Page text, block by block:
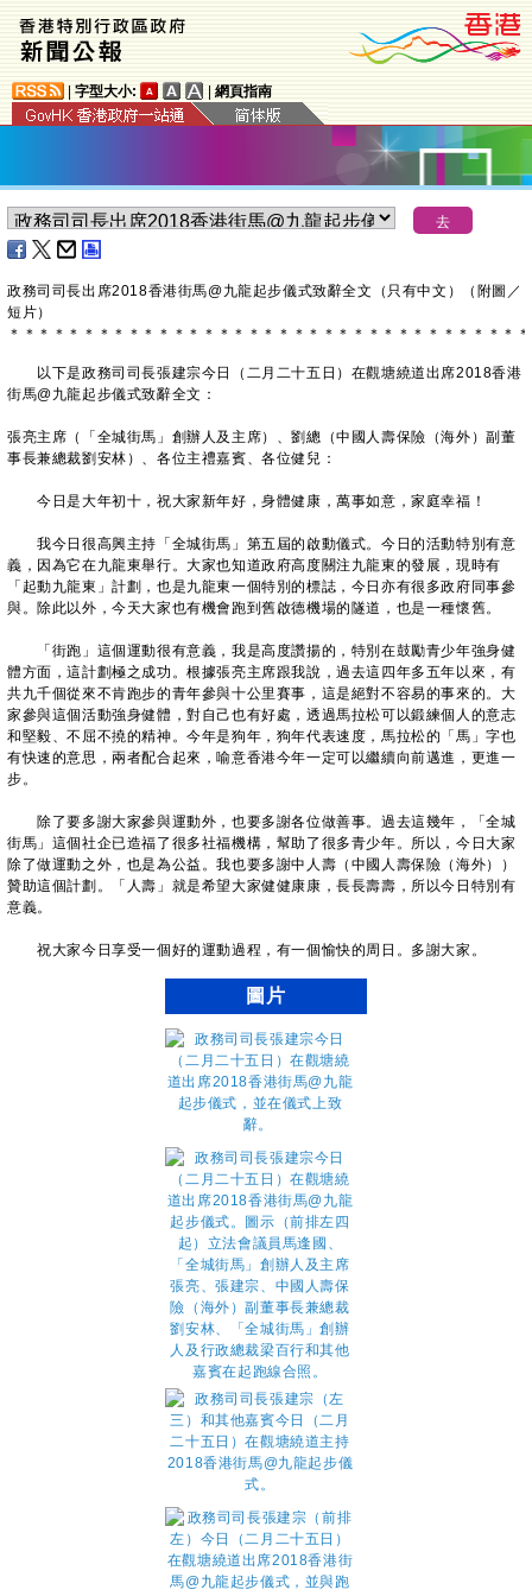
字型大小: 網頁指南
政務司司長出席2018香港街馬@九龍起步儀式致辭全文（只有中文）（附圖／
短片）
＊ ＊ ＊ ＊ ＊ ＊ ＊ ＊ ＊ ＊ ＊ ＊ ＊ ＊ ＊ ＊ ＊ ＊ ＊ ＊ ＊ ＊ ＊ ＊ ＊ ＊ ＊ ＊ ＊ ＊ ＊ ＊ ＊ ＊ ＊
以下是政務司司長張建宗今日（二月二十五日）在觀塘繞道出席2018香港
街馬@九龍起步儀式致辭全文：
張亮主席（「全城街馬」創辦人及主席）、劉總（中國人壽保險（海外）副董
事長兼總裁劉安林）、各位主禮嘉賓、各位健兒：
今日是大年初十，祝大家新年好，身體健康，萬事如意，家庭幸福！
我今日很高興主持「全城街馬」第五屆的啟動儀式。今日的活動特別有意
義，因為它在九龍東舉行。大家也知道政府高度關注九龍東的發展，現時有
「起動九龍東」計劃，也是九龍東一個特別的標誌，今日亦有很多政府同事參
與。除此以外，今天大家也有機會跑到舊啟德機場的隧道，也是一種懷舊。
「街跑」這個運動很有意義，我是高度讚揚的，特別在鼓勵青少年強身健
體方面，這計劃極之成功。根據張亮主席跟我說，過去這四年多五年以來，有
共九千個從來不肯跑步的青年參與十公里賽事，這是絕對不容易的事來的。大
家參與這個活動強身健體，對自己也有好處，透過馬拉松可以鍛練個人的意志
和堅毅、不屈不撓的精神。今年是狗年，狗年代表速度，馬拉松的「馬」字也
有快速的意思，兩者配合起來，喻意香港今年一定可以繼續向前邁進，更進一
步。
除了要多謝大家參與運動外，也要多謝各位做善事。過去這幾年，「全城
街馬」這個社企已造福了很多社福機構，幫助了很多青少年。所以，今日大家
除了做運動之外，也是為公益。我也要多謝中人壽（中國人壽保險（海外））
贊助這個計劃。「人壽」就是希望大家健健康康，長長壽壽，所以今日特別有
意義。
祝大家今日享受一個好的運動過程，有一個愉快的周日。多謝大家。
圖片